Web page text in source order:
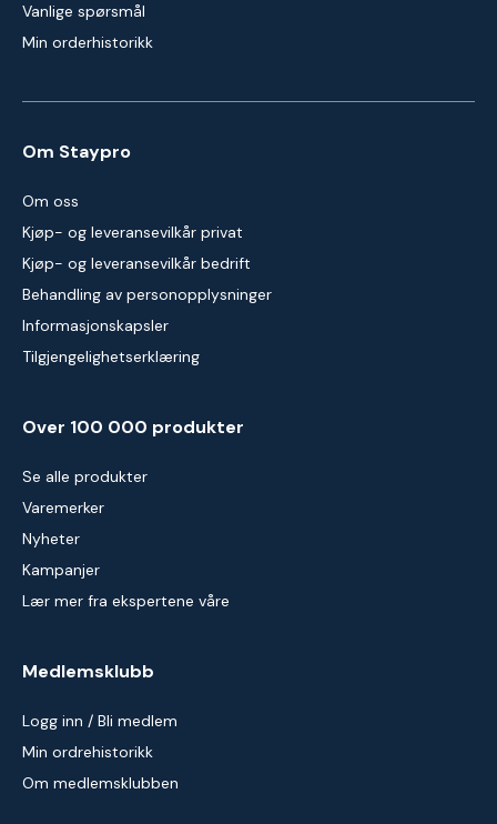
Vanlige spørsmål
Min orderhistorikk
Om Staypro
Om oss
Kjøp- og leveransevilkår privat
Kjøp- og leveransevilkår bedrift
Behandling av personopplysninger
Informasjonskapsler
Tilgjengelighetserklæring
Over 100 000 produkter
Se alle produkter
Varemerker
Nyheter
Kampanjer
Lær mer fra ekspertene våre
Medlemsklubb
Logg inn / Bli medlem
Min ordrehistorikk
Om medlemsklubben